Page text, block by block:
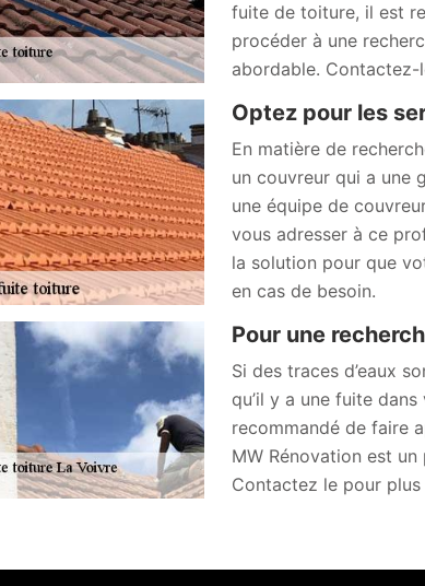
fuite de toiture, il est
procéder à une
abordable.
Optez pour les
En matière de
un couvreur qui a une
une équipe de
vous adresser à ce
la solution pour que
en cas de besoin.
Pour une
Si des traces d’eaux
qu’il y a une fuite
recommandé de faire
MW Rénovation est
Contactez le pour plus